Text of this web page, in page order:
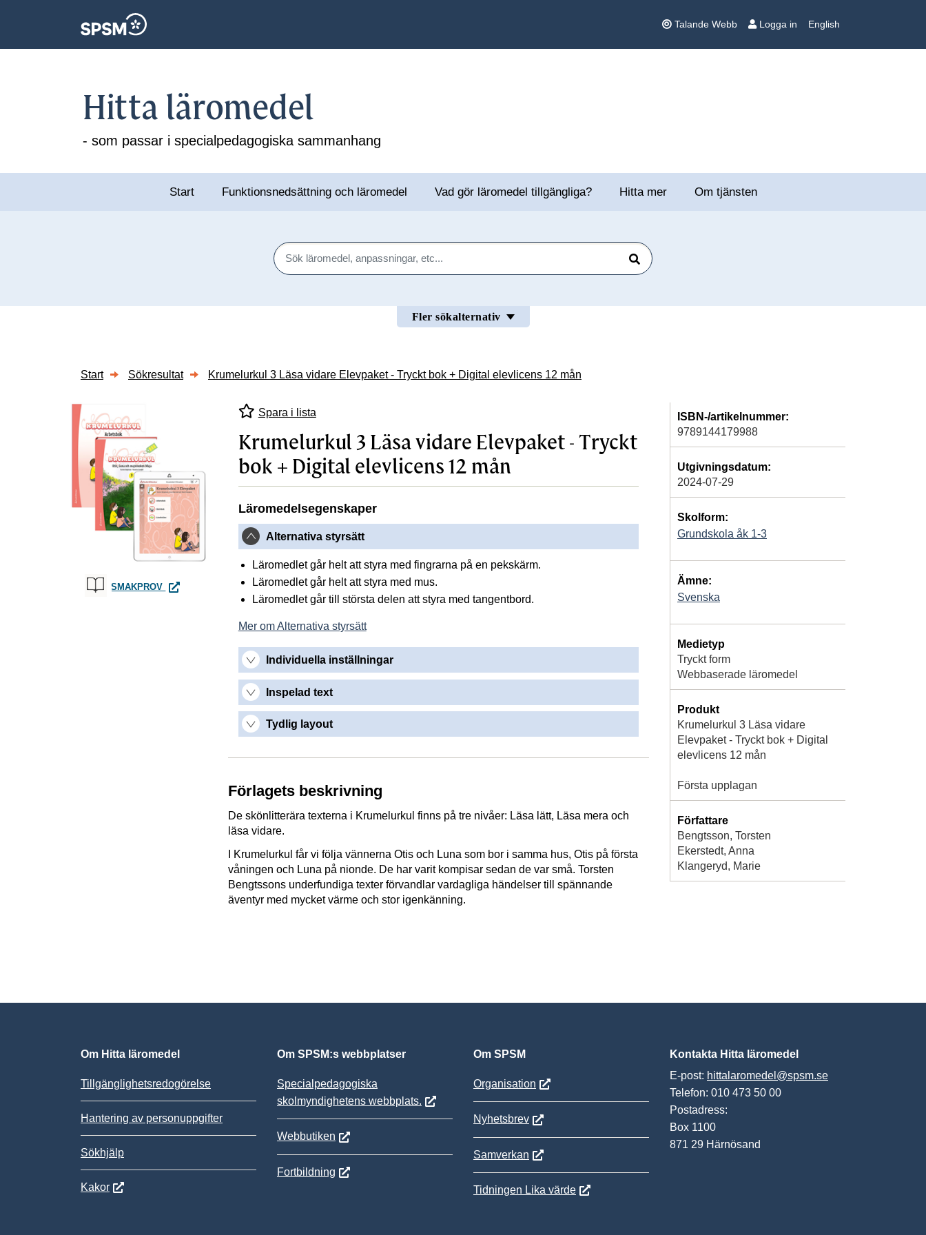
Talande Webb Logga in English
Hitta läromedel
- som passar i specialpedagogiska sammanhang
Start Funktionsnedsättning och läromedel Vad gör läromedel tillgängliga? Hitta mer Om tjänsten
Sök
Sök
Fler sökalternativ
Start Sökresultat Krumelurkul 3 Läsa vidare Elevpaket - Tryckt bok + Digital elevlicens 12 mån
SMAKPROV KRUMELURKUL 3 LÄSA VIDARE ELEVPAKET - TRYCKT BOK + DIGITAL ELEVLICENS 12 MÅN
Spara i lista
Krumelurkul 3 Läsa vidare Elevpaket - Tryckt
bok + Digital elevlicens 12 mån
Läromedelsegenskaper
Alternativa styrsätt
Läromedlet går helt att styra med fingrarna på en pekskärm.
Läromedlet går helt att styra med mus.
Läromedlet går till största delen att styra med tangentbord.
Mer om Alternativa styrsätt
Individuella inställningar
Inspelad text
Tydlig layout
Förlagets beskrivning
De skönlitterära texterna i Krumelurkul finns på tre nivåer: Läsa lätt, Läsa mera och
läsa vidare.
I Krumelurkul får vi följa vännerna Otis och Luna som bor i samma hus, Otis på första
våningen och Luna på nionde. De har varit kompisar sedan de var små. Torsten
Bengtssons underfundiga texter förvandlar vardagliga händelser till spännande
äventyr med mycket värme och stor igenkänning.
ISBN-/artikelnummer:
9789144179988
Utgivningsdatum:
2024-07-29
Skolform:
Grundskola åk 1-3
Ämne:
Svenska
Medietyp
Tryckt form
Webbaserade läromedel
Produkt
Krumelurkul 3 Läsa vidare
Elevpaket - Tryckt bok + Digital
elevlicens 12 mån
Första upplagan
Författare
Bengtsson, Torsten
Ekerstedt, Anna
Klangeryd, Marie
Om Hitta läromedel
Tillgänglighetsredogörelse
Hantering av personuppgifter
Sökhjälp
Kakor
Om SPSM:s webbplatser
Specialpedagogiska
skolmyndighetens webbplats.
Webbutiken
Fortbildning
Om SPSM
Organisation
Nyhetsbrev
Samverkan
Tidningen Lika värde
Kontakta Hitta läromedel
E-post: hittalaromedel@spsm.se
Telefon: 010 473 50 00
Postadress:
Box 1100
871 29 Härnösand